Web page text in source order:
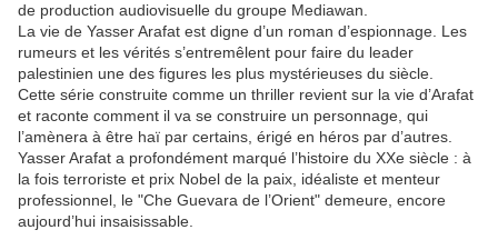
de production audiovisuelle du groupe Mediawan.
La vie de Yasser Arafat est digne d’un roman d’espionnage. Les
rumeurs et les vérités s’entremêlent pour faire du leader
palestinien une des figures les plus mystérieuses du siècle.
Cette série construite comme un thriller revient sur la vie d’Arafat
et raconte comment il va se construire un personnage, qui
l’amènera à être haï par certains, érigé en héros par d’autres.
Yasser Arafat a profondément marqué l’histoire du XXe siècle : à
la fois terroriste et prix Nobel de la paix, idéaliste et menteur
professionnel, le "Che Guevara de l’Orient" demeure, encore
aujourd’hui insaisissable.